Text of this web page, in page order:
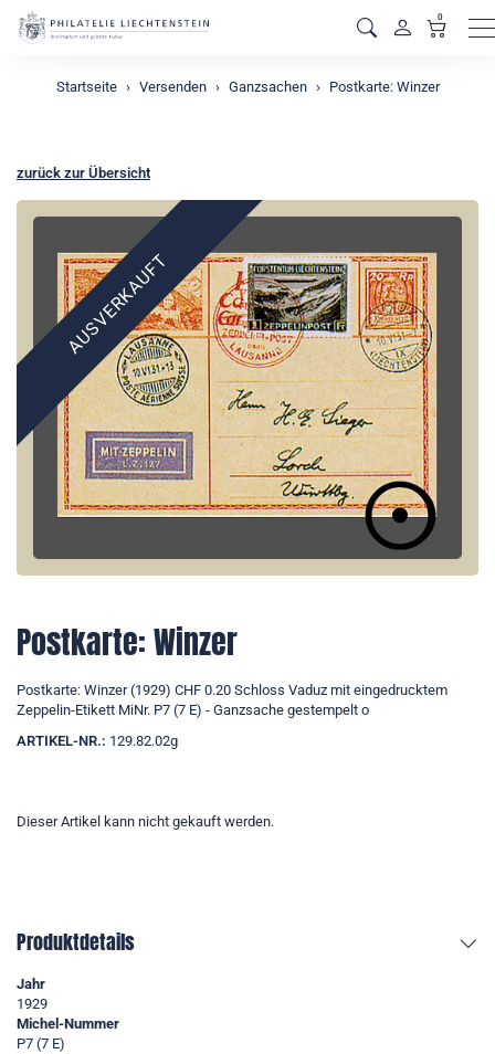
0
Startseite Versenden Ganzsachen Postkarte: Winzer
zurück zur Übersicht
AUSVERKAUFT
Postkarte: Winzer
Postkarte: Winzer (1929) CHF 0.20 Schloss Vaduz mit eingedrucktem
Zeppelin-Etikett MiNr. P7 (7 E) - Ganzsache gestempelt o
ARTIKEL-NR.: 129.82.02g
Dieser Artikel kann nicht gekauft werden.
Produktdetails
Jahr
1929
Michel-Nummer
P7 (7 E)